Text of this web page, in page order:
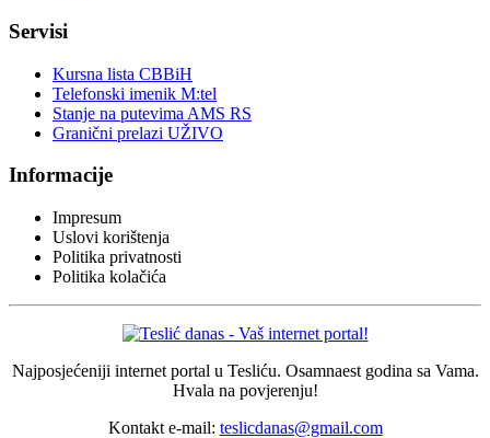
Servisi
Kursna lista CBBiH
Telefonski imenik M:tel
Stanje na putevima AMS RS
Granični prelazi UŽIVO
Informacije
Impresum
Uslovi korištenja
Politika privatnosti
Politika kolačića
Najposjećeniji internet portal u Tesliću. Osamnaest godina sa Vama.
Hvala na povjerenju!
Kontakt e-mail: teslicdanas@gmail.com